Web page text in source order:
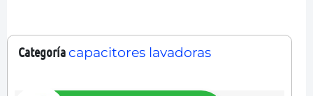
Categoría capacitores lavadoras